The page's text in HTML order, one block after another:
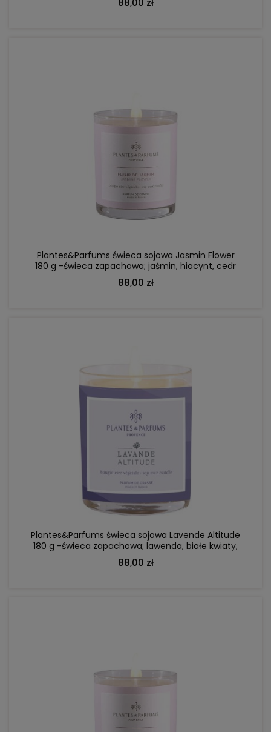
88,00 zł
Plantes&Parfums świeca sojowa Jasmin Flower
180 g -świeca zapachowa; jaśmin, hiacynt, cedr
88,00 zł
DO KOSZYKA
Plantes&Parfums świeca sojowa Lavende Altitude
180 g -świeca zapachowa; lawenda, białe kwiaty,
jaśmin
88,00 zł
DO KOSZYKA